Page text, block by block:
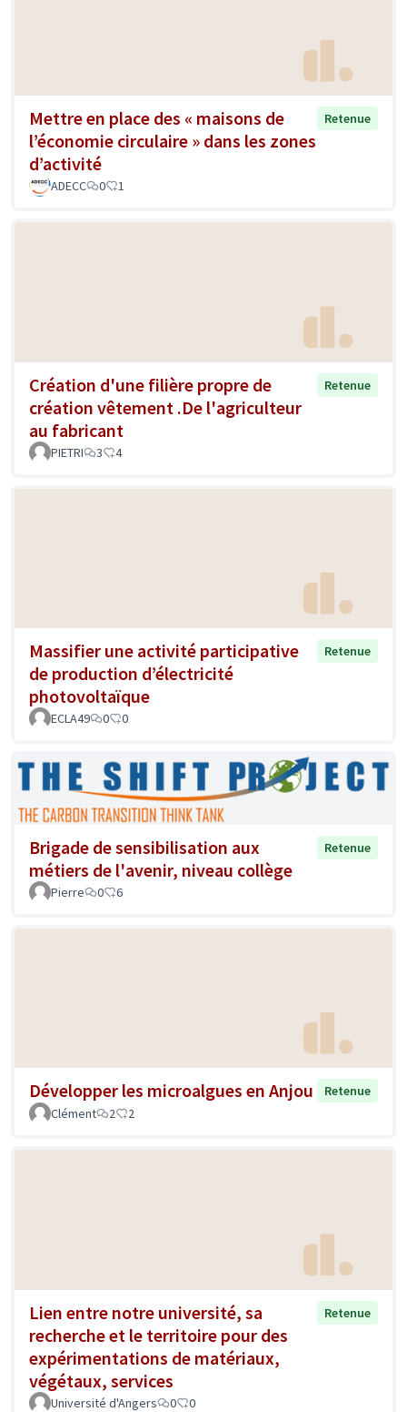
Mettre en place des « maisons de
l’économie circulaire » dans les zones
d’activité
Retenue
ADECC 0 1
Création d'une filière propre de
création vêtement .De l'agriculteur
au fabricant
Retenue
PIETRI 3 4
Massifier une activité participative
de production d’électricité
photovoltaïque
Retenue
ECLA49 0 0
Brigade de sensibilisation aux
métiers de l'avenir, niveau collège
Retenue
Pierre 0 6
Développer les microalgues en Anjou
Retenue
Clément
2 2
Lien entre notre université, sa
recherche et le territoire pour des
expérimentations de matériaux,
végétaux, services
Retenue
Université d'Angers 0 0